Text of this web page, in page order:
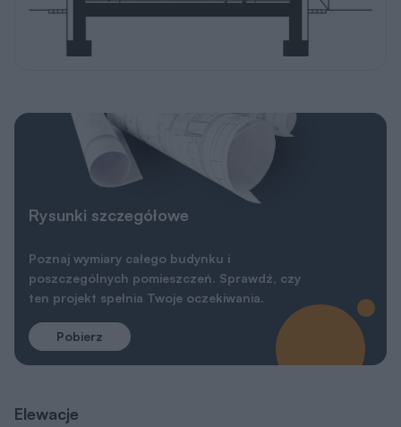
Rysunki szczegółowe
Poznaj wymiary całego budynku i
poszczególnych pomieszczeń. Sprawdź, czy
ten projekt spełnia Twoje oczekiwania.
Pobierz
Elewacje